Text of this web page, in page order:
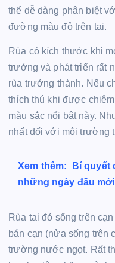
thể dễ dàng phân biệt
đường màu đỏ trên tai.
Rùa có kích thước khi
trưởng và phát triển rất
rùa trưởng thành. Nếu
thích thú khi được
màu sắc nổi bật này.
nhất đối với môi trường
Xem thêm:
Bí quyết
những ngày đầu
Rùa tai đỏ sống trên
bán cạn (nửa sống
trường nước ngọt. Rất